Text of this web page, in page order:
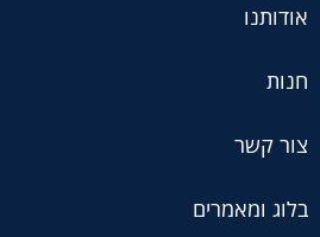
אודותנו
חנות
צור קשר
בלוג ומאמרים